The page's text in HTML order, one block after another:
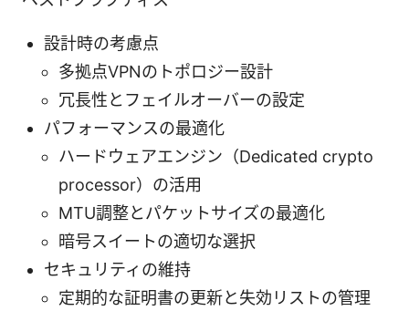
設計時の考慮点
多拠点VPNのトポロジー設計
冗長性とフェイルオーバーの設定
パフォーマンスの最適化
ハードウェアエンジン（Dedicated crypto
processor）の活用
MTU調整とパケットサイズの最適化
暗号スイートの適切な選択
セキュリティの維持
定期的な証明書の更新と失効リストの管理